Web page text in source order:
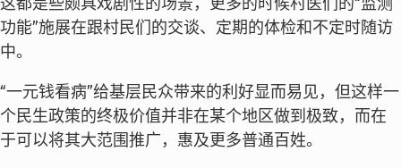
功能”施展在跟村民们的交谈、定期的体检和不定时随访
中。
“一元钱看病”给基层民众带来的利好显而易见，但这样一
个民生政策的终极价值并非在某个地区做到极致，而在
于可以将其大范围推广，惠及更多普通百姓。